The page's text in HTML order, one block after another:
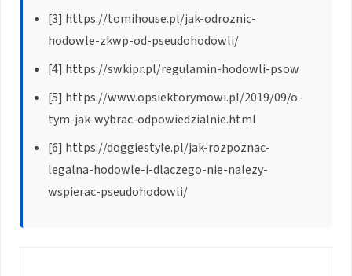
[3] https://tomihouse.pl/jak-odroznic-
hodowle-zkwp-od-pseudohodowli/
[4] https://swkipr.pl/regulamin-hodowli-psow
[5] https://www.opsiektorymowi.pl/2019/09/o-
tym-jak-wybrac-odpowiedzialnie.html
[6] https://doggiestyle.pl/jak-rozpoznac-
legalna-hodowle-i-dlaczego-nie-nalezy-
wspierac-pseudohodowli/